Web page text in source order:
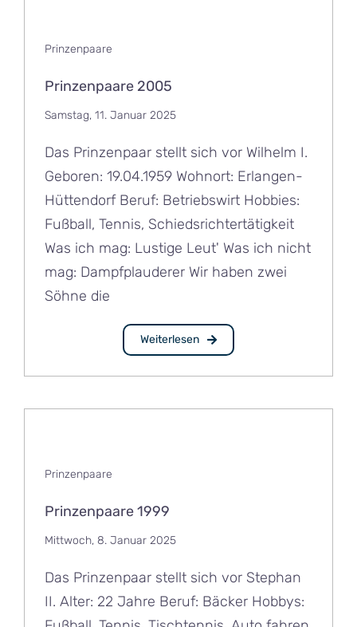
Prinzenpaare
Prinzenpaare 2005
Samstag, 11. Januar 2025
Das Prinzenpaar stellt sich vor Wilhelm I.
Geboren: 19.04.1959 Wohnort: Erlangen-
Hüttendorf Beruf: Betriebswirt Hobbies:
Fußball, Tennis, Schiedsrichtertätigkeit
Was ich mag: Lustige Leut' Was ich nicht
mag: Dampfplauderer Wir haben zwei
Söhne die
Weiterlesen
Prinzenpaare
Prinzenpaare 1999
Mittwoch, 8. Januar 2025
Das Prinzenpaar stellt sich vor Stephan
II. Alter: 22 Jahre Beruf: Bäcker Hobbys: